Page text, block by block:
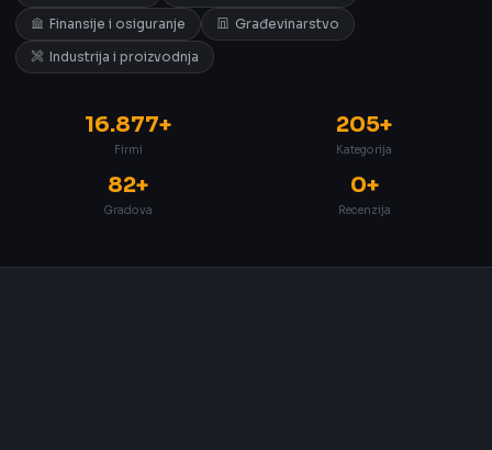
Finansije i osiguranje
Građevinarstvo
Industrija i proizvodnja
16.877+
Firmi
205+
Kategorija
82+
Gradova
0+
Recenzija